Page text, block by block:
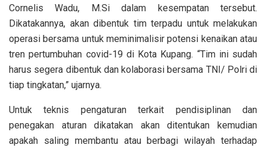
Cornelis Wadu, M.Si dalam kesempatan tersebut.
Dikatakannya, akan dibentuk tim terpadu untuk melakukan
operasi bersama untuk meminimalisir potensi kenaikan atau
tren pertumbuhan covid-19 di Kota Kupang. “Tim ini sudah
harus segera dibentuk dan kolaborasi bersama TNI/ Polri di
tiap tingkatan,” ujarnya.
Untuk teknis pengaturan terkait pendisiplinan dan
penegakan aturan dikatakan akan ditentukan kemudian
apakah saling membantu atau berbagi wilayah terhadap